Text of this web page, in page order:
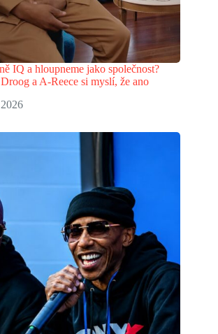
IQ a hloupneme jako společnost?
a A-Reece si myslí, že ano